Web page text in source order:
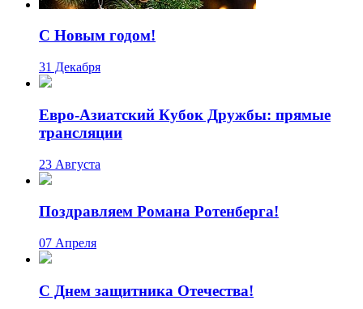
C Новым годом!
31 Декабря
Евро-Азиатский Кубок Дружбы: прямые
трансляции
23 Августа
Поздравляем Романа Ротенберга!
07 Апреля
С Днем защитника Отечества!